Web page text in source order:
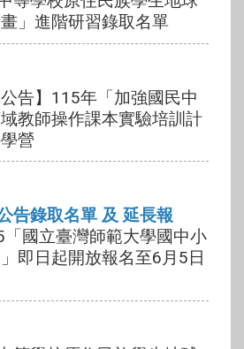
」進階研習錄取名單
公告】115年「加強國民中
教師操作課本實驗培訓計
營
告錄取名單 及 延長報
國立臺灣師範大學國中小
即日起開放報名至6月5日